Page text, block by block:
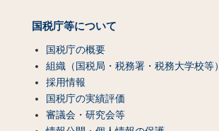
国税庁等について
国税庁の概要
組織（国税局・税務署・税務大学校等）
採用情報
国税庁の実績評価
審議会・研究会等